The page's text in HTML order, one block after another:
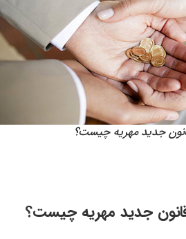
جدید مهریه چیست؟
جدید مهریهچیست؟